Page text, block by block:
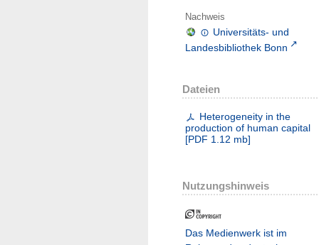
Nachweis
Universitäts- und
Landesbibliothek Bonn
Dateien
Heterogeneity in the
production of human capital
[PDF 1.12 mb]
Nutzungshinweis
Das Medienwerk ist im